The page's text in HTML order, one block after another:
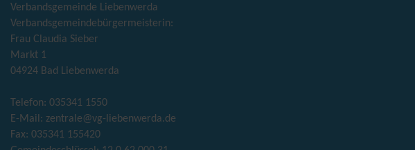
Verbandsgemeinde Liebenwerda
Verbandsgemeindebürgermeisterin:
Frau Claudia Sieber
Markt 1
04924 Bad Liebenwerda
Telefon: 035341 1550
E-Mail: zentrale@vg-liebenwerda.de
Fax: 035341 155420